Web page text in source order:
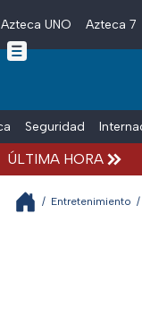
Skip to main content
Azteca UNO Azteca 7
Seguridad
ÚLTIMA HORA
/ Entretenimiento /